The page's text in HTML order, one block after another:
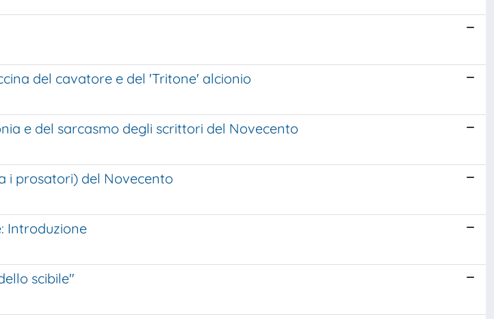
del cavatore e del 'Tritone' alcionio
e del sarcasmo degli scrittori del Novecento
i prosatori) del Novecento
Introduzione
scibile"